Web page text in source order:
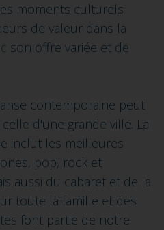
moments culturels
de valeur dans la
son offre variée et de
contemporaine peut
d'une grande ville. La
inclut les meilleures
pop, rock et
aussi du cabaret et de la
toute la famille et des
font partie de notre